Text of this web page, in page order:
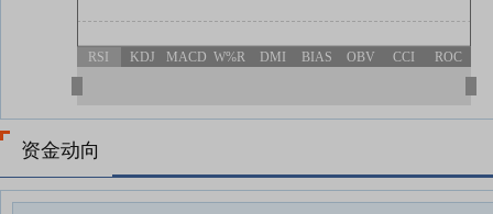
RSI KDJ MACD W%R DMI BIAS OBV CCI ROC
资金动向